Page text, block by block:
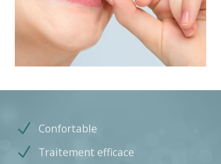
Confortable
Traitement efficace